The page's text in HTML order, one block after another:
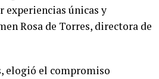
experiencias únicas y
Rosa de Torres, directora de
elogió el compromiso